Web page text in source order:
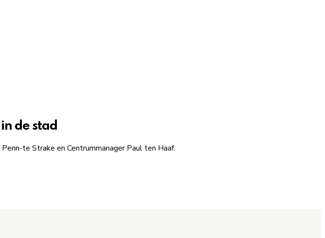
de stad
te Strake en Centrummanager Paul ten Haaf.